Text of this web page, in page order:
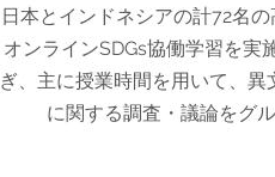
日本とインドネシアの計72名
オンラインSDGs協働学習を実
ぎ、主に授業時間を用いて、
に関する調査・議論をグ